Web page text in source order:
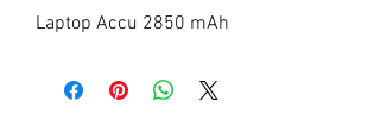
Laptop Accu 2850 mAh